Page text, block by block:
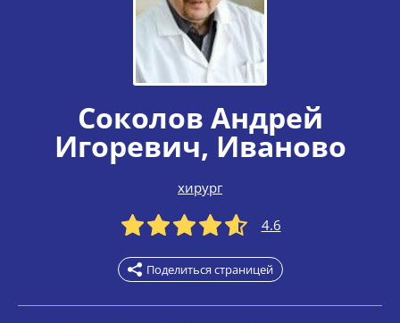
Соколов Андрей
Игоревич, Иваново
хирург
4.6
Поделиться страницей